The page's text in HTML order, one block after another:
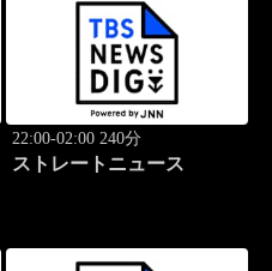
22:00-02:00 240分
ストレートニュース